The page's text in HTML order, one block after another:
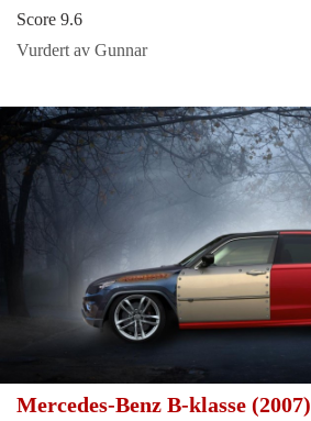
Score 9.6
Vurdert av Gunnar
Mercedes-Benz B-klasse (2007)